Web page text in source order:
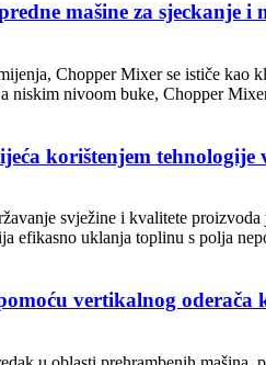
mašine za sjeckanje i
Chopper Mixer se ističe kao
niskim nivoom buke, Chopper
korištenjem
svježine i kvalitete
efikasno uklanja toplinu s polja
vertikalnog oderača